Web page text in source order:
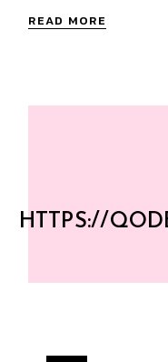
READ MORE
HTTPS://